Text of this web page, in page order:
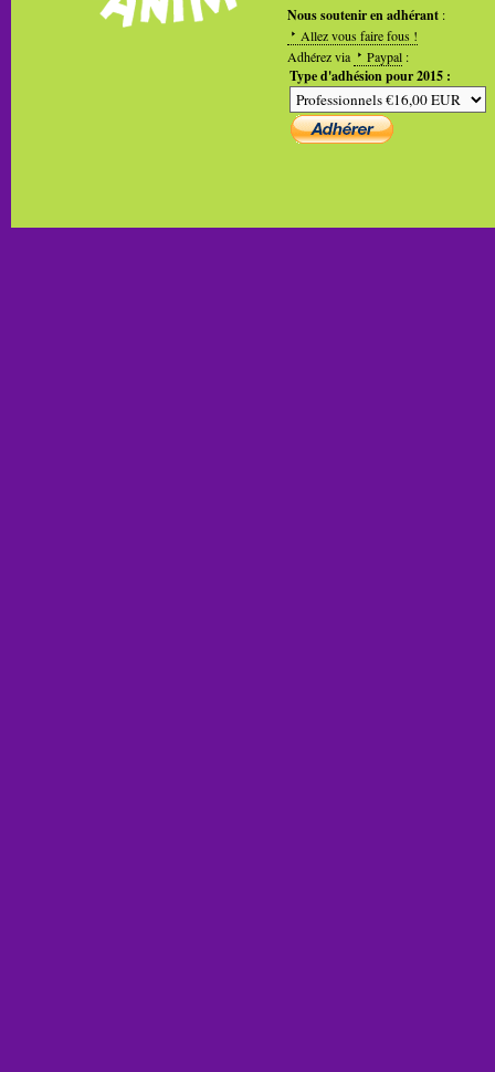
Nous soutenir en adhérant :
Allez vous faire fous !
Adhérez via
Paypal :
Type d'adhésion pour 2015 :